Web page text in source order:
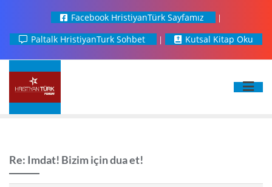
Facebook HristiyanTürk Sayfamız
Paltalk HristiyanTurk Sohbet
Kutsal Kitap Oku
Re: Imdat! Bizim için dua et!